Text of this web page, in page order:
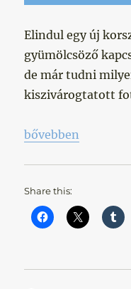
Elindul egy új
gyümölcsöző
de már tudni
kiszivárogtatott
„Viszlát Nike, helló
bővebben
Share this: